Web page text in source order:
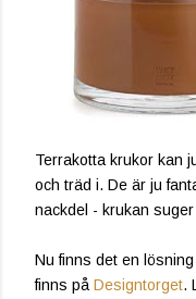
Terrakotta krukor kan
och träd i. De är ju
nackdel - krukan
Nu finns det en
finns på Designtorget.